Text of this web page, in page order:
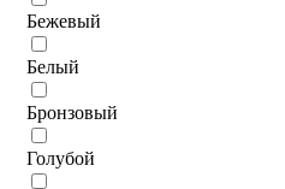
Бежевый
Белый
Бронзовый
Голубой